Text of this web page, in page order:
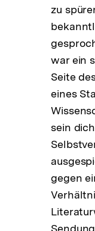
zu
war ein
Seite
eines
sein
gegen